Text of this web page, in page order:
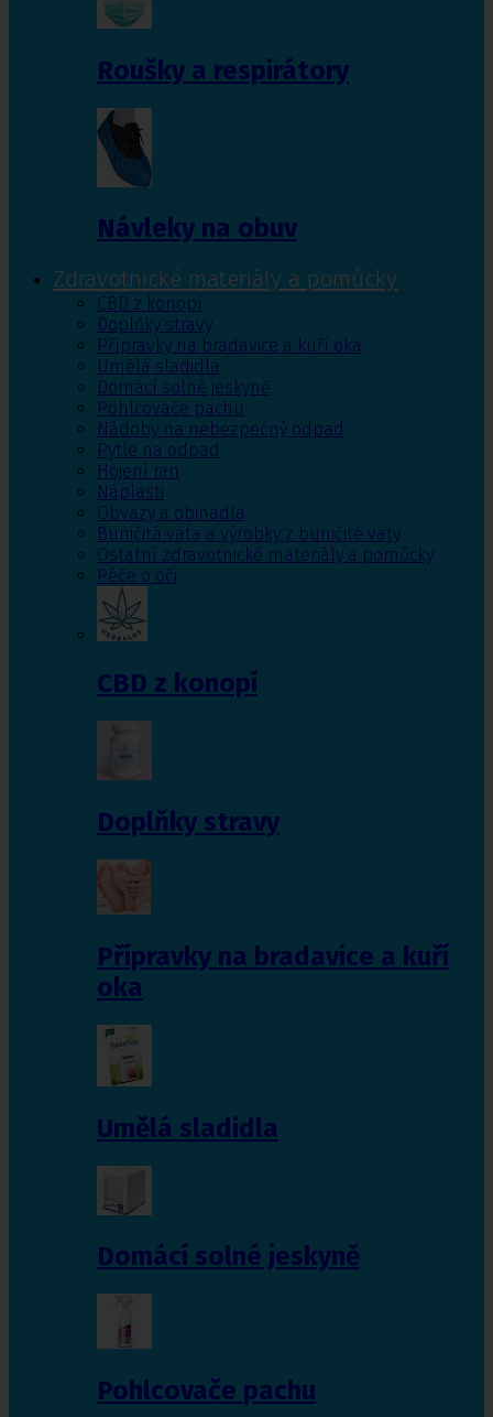
Roušky a respirátory
Návleky na obuv
Zdravotnické materiály a pomůcky
CBD z konopí
Doplňky stravy
Přípravky na bradavice a kuří oka
Umělá sladidla
Domácí solné jeskyně
Pohlcovače pachu
Nádoby na nebezpečný odpad
Pytle na odpad
Hojení ran
Náplasti
Obvazy a obinadla
Buničitá vata a výrobky z buničité vaty
Ostatní zdravotnické materiály a pomůcky
Péče o oči
CBD z konopí
Doplňky stravy
Přípravky na bradavice a kuří
oka
Umělá sladidla
Domácí solné jeskyně
Pohlcovače pachu